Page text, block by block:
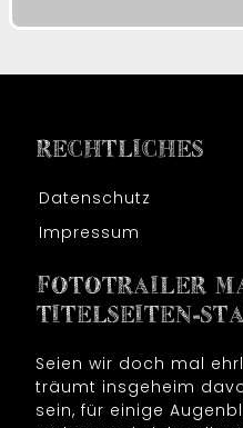
RECHTLICHES
Datenschutz
Impressum
FOTOTRAILER
TITELSEITEN-
Seien wir doch mal
träumt insgeheim
sein, für einige